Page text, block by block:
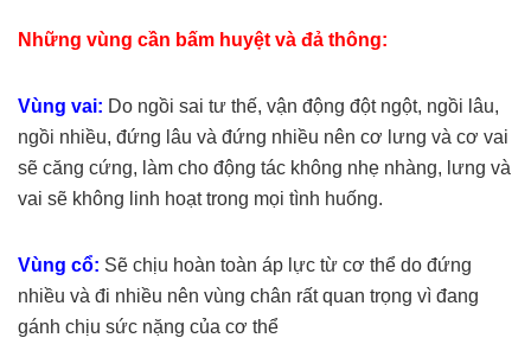
Những vùng cần bấm huyệt và đả thông:
Vùng vai: Do ngồi sai tư thế, vận động đột ngột, ngồi lâu,
ngồi nhiều, đứng lâu và đứng nhiều nên cơ lưng và cơ vai
sẽ căng cứng, làm cho động tác không nhẹ nhàng, lưng và
vai sẽ không linh hoạt trong mọi tình huống.
Vùng cổ: Sẽ chịu hoàn toàn áp lực từ cơ thể do đứng
nhiều và đi nhiều nên vùng chân rất quan trọng vì đang
gánh chịu sức nặng của cơ thể